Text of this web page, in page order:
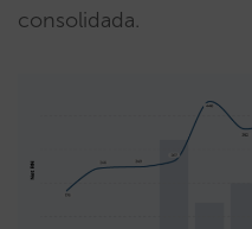
consolidada.